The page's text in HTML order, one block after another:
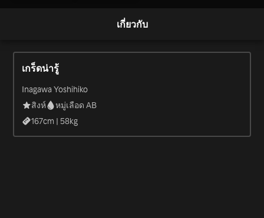
เกี่ยวกับ
เกร็ดน่ารู้
Inagawa Yoshihiko
สิงห์
หมู่เลือด AB
167cm |58kg